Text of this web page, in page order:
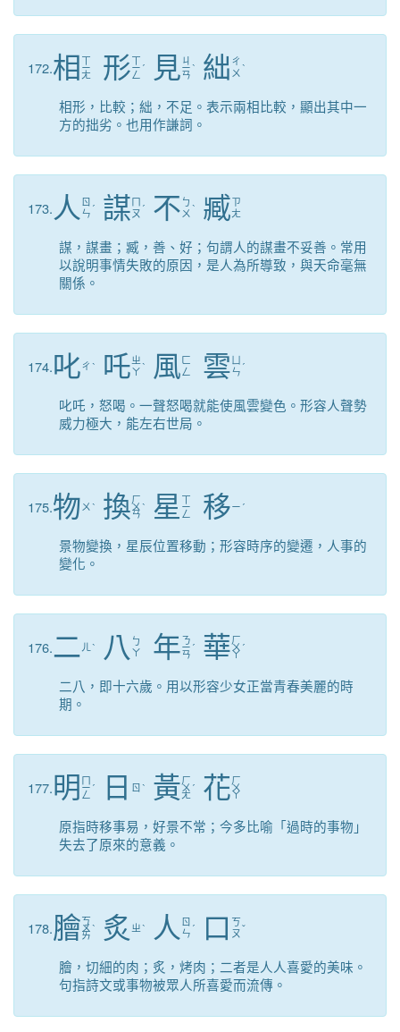
172.相 ㄒ
ㄧ
ㄤ 形ㄒ
ㄧ
ㄥ
ˊ 見 ㄐ
ㄧ
ㄢ
ˋ 絀 ㄔ
ㄨ ˋ
相形，比較；絀，不足。表示兩相比較，顯出其中一
方的拙劣。也用作謙詞。
173. 人 ㄖ
ㄣ ˊ 謀 ㄇ
ㄡ ˊ 不 ㄅ
ㄨ ˋ 臧ㄗ
ㄤ
謀，謀畫；臧，善、好；句謂人的謀畫不妥善。常用
以說明事情失敗的原因，是人為所導致，與天命毫無
關係。
174.叱ㄔ ˋ 吒ㄓ
ㄚˋ 風 ㄈ
ㄥ
雲ㄣ ˊ
叱吒，怒喝。一聲怒喝就能使風雲變色。形容人聲勢
威力極大，能左右世局。
175.物 ㄨ ˋ 換ㄏ
ㄨ
ㄢ
ˋ 星 ㄒ
ㄧ
ㄥ 移ㄧ ˊ
景物變換，星辰位置移動；形容時序的變遷，人事的
變化。
176.二 ㄦ ˋ 八 ㄅ
ㄚ
年ㄋ
ㄧ
ㄢ
ˊ 華ㄏ
ㄨ
ㄚ
ˊ
二八，即十六歲。用以形容少女正當青春美麗的時
期。
177.明 ㄇ
ㄧ
ㄥ
ˊ 日 ㄖ ˋ 黃ㄏ
ㄨ
ㄤ
ˊ 花ㄏ
ㄨ
ㄚ
原指時移事易，好景不常；今多比喻「過時的事物」
失去了原來的意義。
178.膾ㄎ
ㄨ
ㄞ
ˋ 炙 ㄓˋ 人 ㄖ
ㄣ ˊ 口 ㄎ
ㄡˇ
膾，切細的肉；炙，烤肉；二者是人人喜愛的美味。
句指詩文或事物被眾人所喜愛而流傳。